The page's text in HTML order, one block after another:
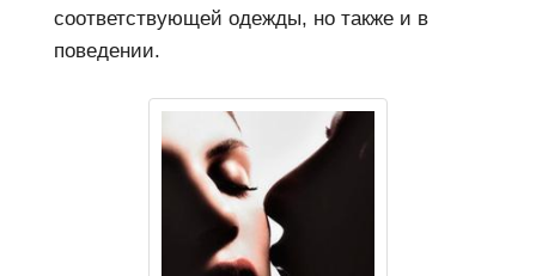
соответствующей одежды, но также и в
поведении.